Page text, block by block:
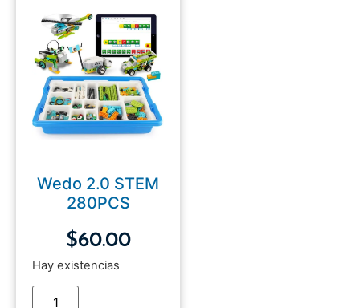
Wedo 2.0 STEM
280PCS
$60.00
Hay existencias